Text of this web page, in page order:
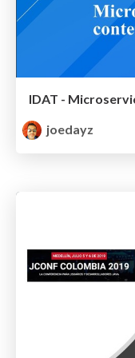
joedayz